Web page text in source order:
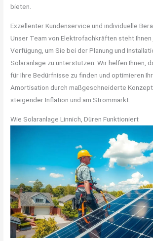
bieten.
Exzellenter Kundenservice und individuelle
Unser Team von Elektrofachkräften steht
Verfügung, um Sie bei der Planung und
Solaranlage zu unterstützen. Wir helfen Ihnen,
für Ihre Bedürfnisse zu finden und optimieren
Amortisation durch maßgeschneiderte
steigender Inflation und am Strommarkt.
Wie Solaranlage Linnich, Düren Funktioniert